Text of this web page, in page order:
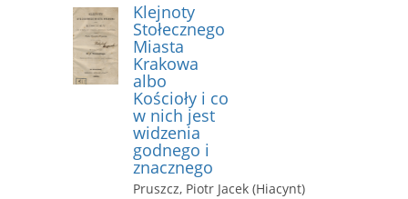
Klejnoty
Stołecznego
Miasta
Krakowa
albo
Kościoły i co
w nich jest
widzenia
godnego i
znacznego
Pruszcz, Piotr Jacek (Hiacynt)